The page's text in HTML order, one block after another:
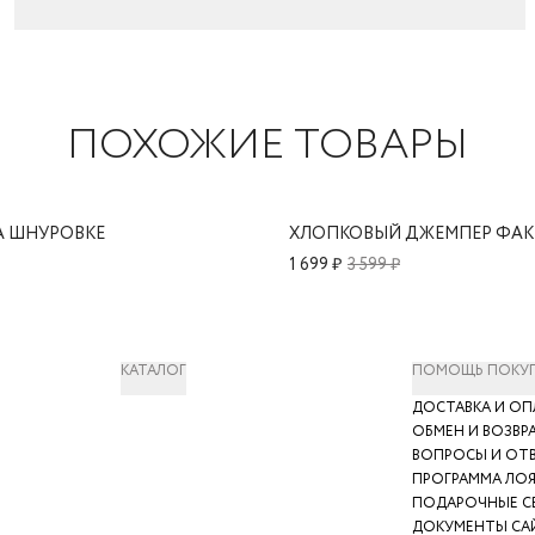
ПОХОЖИЕ ТОВАРЫ
ШНУРОВКЕ
3 599 ₽
1 699 ₽
КАТАЛОГ
ПОМОЩЬ
ДОСТАВКА И
ОБМЕН И
ВОПРОСЫ И
ПРОГРАММА
ПОДАРОЧНЫЕ
ДОКУМЕНТЫ